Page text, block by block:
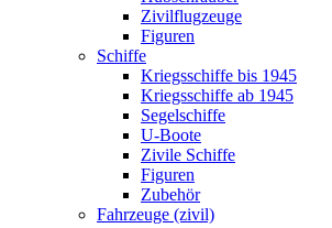
Zivilflugzeuge
Figuren
Schiffe
Kriegsschiffe bis 1945
Kriegsschiffe ab 1945
Segelschiffe
U-Boote
Zivile Schiffe
Figuren
Zubehör
Fahrzeuge (zivil)